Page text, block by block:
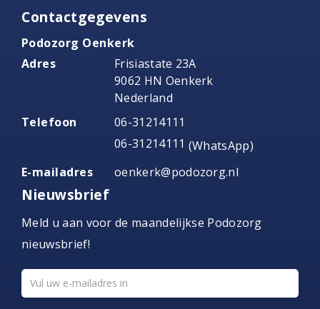
Contactgegevens
Podozorg Oenkerk
Adres
Frisiastate 23A
9062 HN Oenkerk
Nederland
Telefoon
06-31214111
06-31214111 (WhatsApp)
E-mailadres
oenkerk@podozorg.nl
Nieuwsbrief
Meld u aan voor de maandelijkse Podozorg
nieuwsbrief!